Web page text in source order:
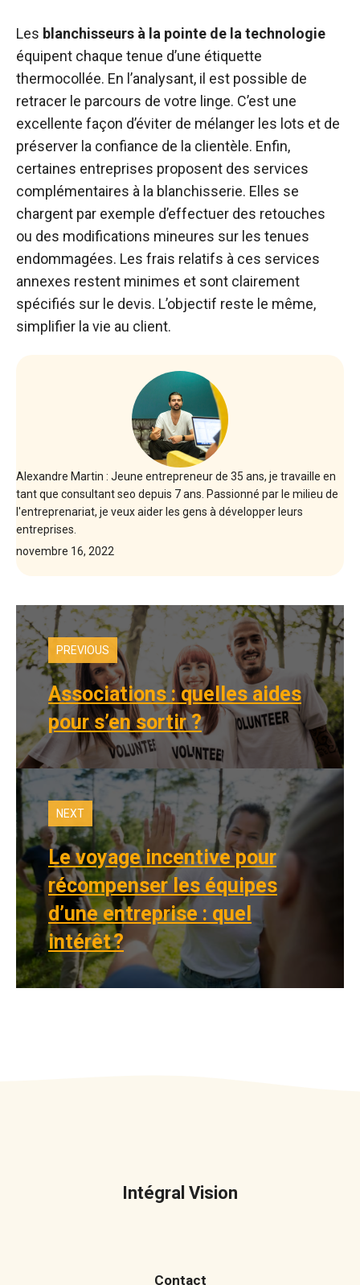
Les blanchisseurs à la pointe de la technologie
équipent chaque tenue d’une étiquette
thermocollée. En l’analysant, il est possible de
retracer le parcours de votre linge. C’est une
excellente façon d’éviter de mélanger les lots et de
préserver la confiance de la clientèle. Enfin,
certaines entreprises proposent des services
complémentaires à la blanchisserie. Elles se
chargent par exemple d’effectuer des retouches
ou des modifications mineures sur les tenues
endommagées. Les frais relatifs à ces services
annexes restent minimes et sont clairement
spécifiés sur le devis. L’objectif reste le même,
simplifier la vie au client.
Alexandre Martin : Jeune entrepreneur de 35 ans, je travaille en
tant que consultant seo depuis 7 ans. Passionné par le milieu de
l'entreprenariat, je veux aider les gens à développer leurs
entreprises.
novembre 16, 2022
PREVIOUS
Associations : quelles aides
pour s’en sortir ?
NEXT
Le voyage incentive pour
récompenser les équipes
d’une entreprise : quel
intérêt ?
Intégral Vision
Contact